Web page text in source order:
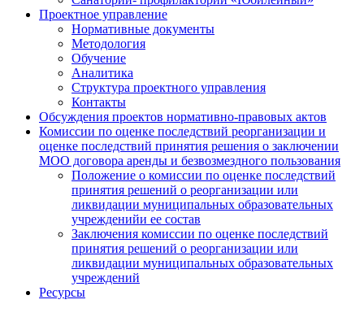
Проектное управление
Нормативные документы
Методология
Обучение
Аналитика
Структура проектного управления
Контакты
Обсуждения проектов нормативно-правовых актов
Комиссии по оценке последствий реорганизации и
оценке последствий принятия решения о заключении
МОО договора аренды и безвозмездного пользования
Положение о комиссии по оценке последствий
принятия решений о реорганизации или
ликвидации муниципальных образовательных
учрежденийи ее состав
Заключения комиссии по оценке последствий
принятия решений о реорганизации или
ликвидации муниципальных образовательных
учреждений
Ресурсы